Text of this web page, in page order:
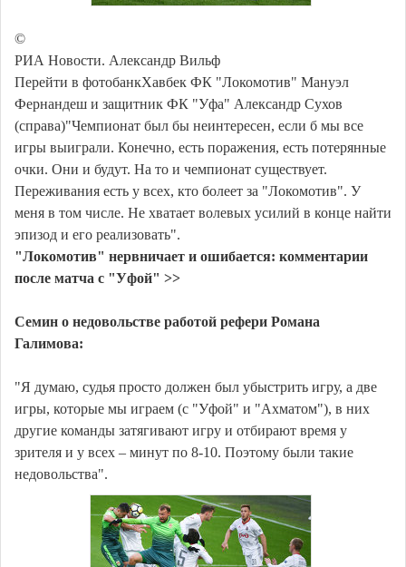
©
РИА Новости. Александр Вильф
Перейти в фотобанкХавбек ФК "Локомотив" Мануэл
Фернандеш и защитник ФК "Уфа" Александр Сухов
(справа)"Чемпионат был бы неинтересен, если б мы все
игры выиграли. Конечно, есть поражения, есть потерянные
очки. Они и будут. На то и чемпионат существует.
Переживания есть у всех, кто болеет за "Локомотив". У
меня в том числе. Не хватает волевых усилий в конце найти
эпизод и его реализовать".
"Локомотив" нервничает и ошибается: комментарии
после матча с "Уфой" >>
Семин о недовольстве работой рефери Романа
Галимова:
"Я думаю, судья просто должен был убыстрить игру, а две
игры, которые мы играем (с "Уфой" и "Ахматом"), в них
другие команды затягивают игру и отбирают время у
зрителя и у всех – минут по 8-10. Поэтому были такие
недовольства".